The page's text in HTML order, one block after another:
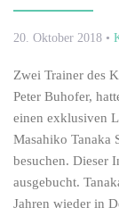
20. Oktober 2018 •
Zwei Trainer des
Peter Buhofer,
einen exklusiven
Masahiko Tanaka
besuchen. Dieser
ausgebucht.
Jahren wieder in